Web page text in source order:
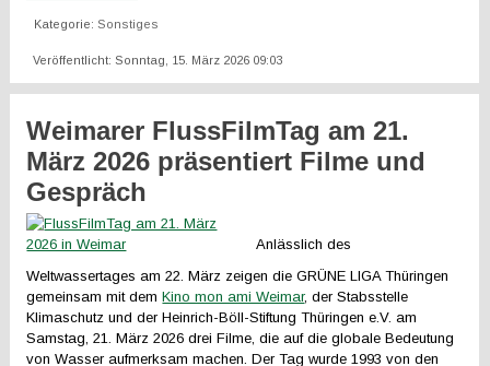
Kategorie:Sonstiges
Veröffentlicht: Sonntag, 15. März 2026 09:03
Weimarer FlussFilmTag am 21.
März 2026 präsentiert Filme und
Gespräch
Anlässlich des
Weltwassertages am 22. März zeigen die GRÜNE LIGA Thüringen
gemeinsam mit demKino mon ami Weimar, der Stabsstelle
Klimaschutz und der Heinrich-Böll-Stiftung Thüringen e.V. am
Samstag, 21. März 2026 drei Filme, die auf die globale Bedeutung
von Wasser aufmerksam machen. Der Tag wurde 1993 von den